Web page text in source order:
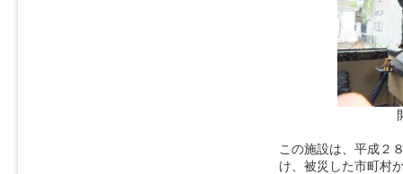
この施設は、平成２
け、被災した市町村